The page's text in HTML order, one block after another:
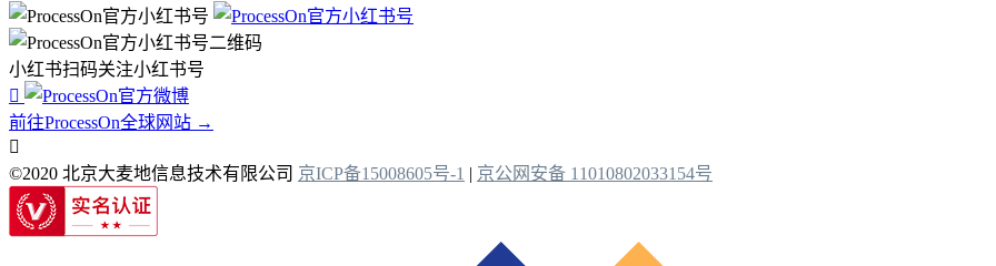
小红书扫码关注小红书号

前往ProcessOn全球网站 →

©2020 北京大麦地信息技术有限公司 京ICP备15008605号-1 | 京公网安备 11010802033154号